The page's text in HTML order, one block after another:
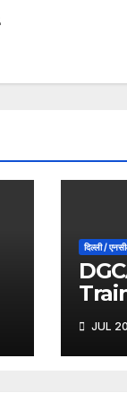
दिल्ली /
Ban
बड़ी
JUL